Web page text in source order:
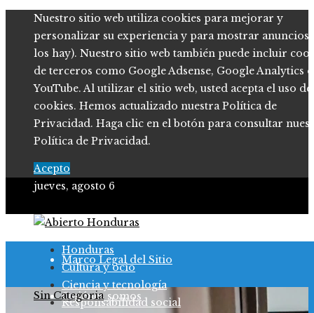
Nuestro sitio web utiliza cookies para mejorar y
personalizar su experiencia y para mostrar anuncios
los hay). Nuestro sitio web también puede incluir
de terceros como Google Adsense, Google Analytics o
YouTube. Al utilizar el sitio web, usted acepta el uso de
cookies. Hemos actualizado nuestra Política de
Privacidad. Haga clic en el botón para consultar
Política de Privacidad.
Acepto
jueves, agosto 6
Política de Privacidad
Marco Legal del Sitio
Quiénes somos
Honduras
Cultura y ocio
Ciencia y tecnología
Responsabilidad social
Sin Categoria